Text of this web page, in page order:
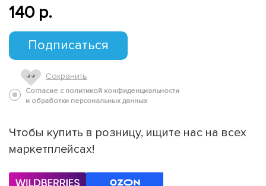
140 p.
Подписаться
Сохранить
Согласие с политикой конфиденциальности
и обработки персональных данных
Чтобы купить в розницу, ищите нас на всех
маркетплейсах!